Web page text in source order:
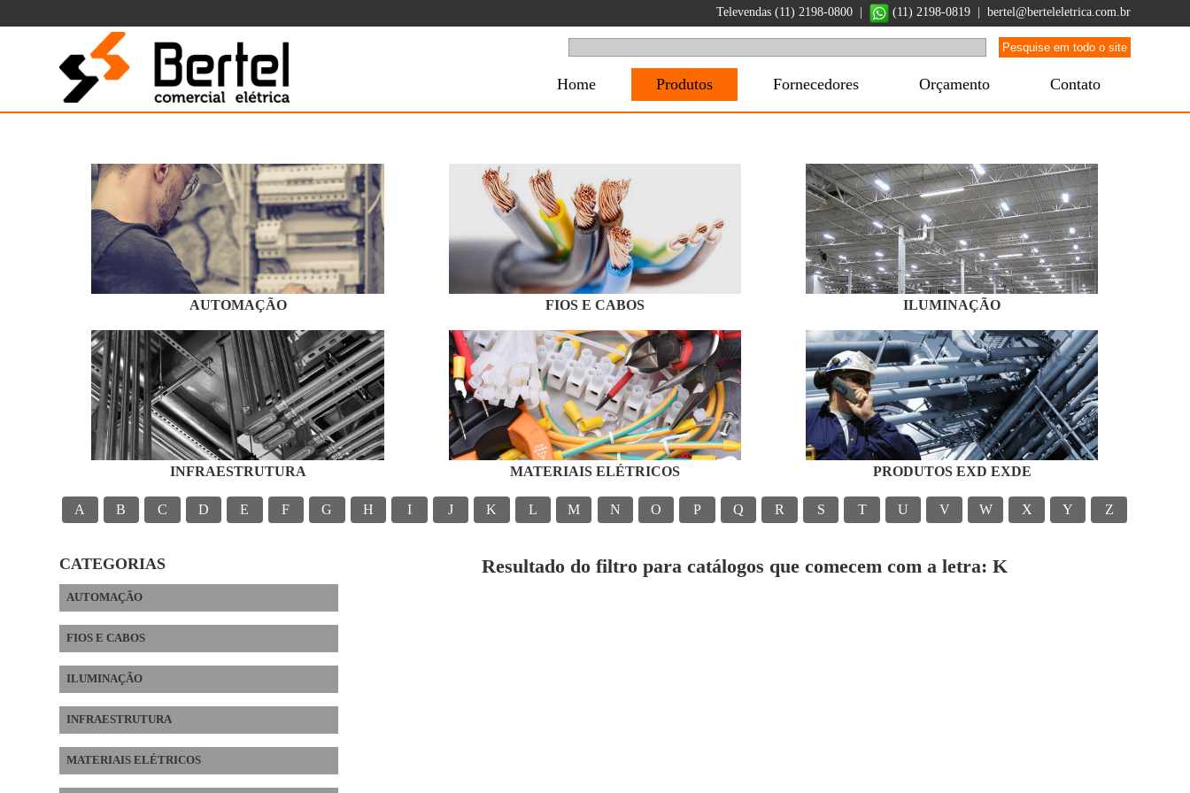
Televendas (11) 2198-0800 | (11) 2198-0819| bertel@berteleletrica.com.br
Home Produtos Fornecedores Orçamento Contato
AUTOMAÇÃO FIOS E CABOS ILUMINAÇÃO
INFRAESTRUTURA MATERIAIS ELÉTRICOS PRODUTOS EXD EXDE
A B C D E F G H I J K L M N O P Q R S T U V W X Y Z
CATEGORIAS
AUTOMAÇÃO
FIOS E CABOS
ILUMINAÇÃO
INFRAESTRUTURA
MATERIAIS ELÉTRICOS
Resultado do filtro para catálogos que comecem com a letra: K